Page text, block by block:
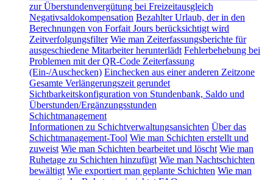
zur Überstundenvergütung bei Freizeitausgleich
Negativsaldokompensation Bezahlter Urlaub, der in den
Berechnungen von Forfait Jours berücksichtigt wird
Zeitverfolgungsfilter Wie man Zeiterfassungsberichte für
ausgeschiedene Mitarbeiter herunterlädt Fehlerbehebung bei
Problemen mit der QR-Code Zeiterfassung
(Ein-/Auschecken) Einchecken aus einer anderen Zeitzone
Gesamte Verlängerungszeit gerundet
Sichtbarkeitskonfiguration von Stundenbank, Saldo und
Überstunden/Ergänzungsstunden
Schichtmanagement
Informationen zu Schichtverwaltungsansichten Über das
Schichtmanagement-Tool Wie man Schichten erstellt und
zuweist Wie man Schichten bearbeitet und löscht Wie man
Ruhetage zu Schichten hinzufügt Wie man Nachtschichten
bewältigt Wie exportiert man geplante Schichten Wie man